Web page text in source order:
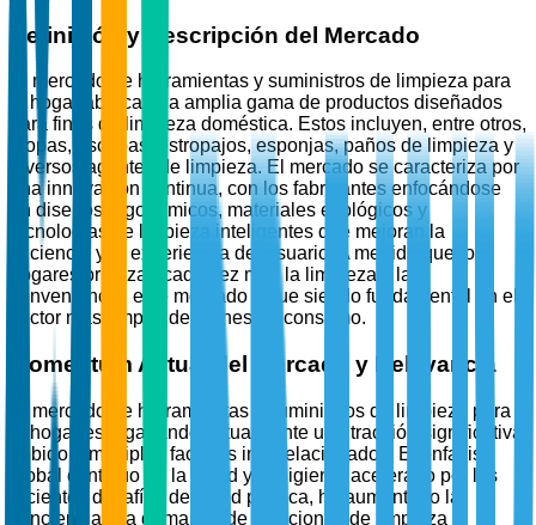
Definición y Descripción del Mercado
El mercado de herramientas y suministros de limpieza para
el hogar abarca una amplia gama de productos diseñados
para fines de limpieza doméstica. Estos incluyen, entre otros,
mopas, escobas, estropajos, esponjas, paños de limpieza y
diversos agentes de limpieza. El mercado se caracteriza por
una innovación continua, con los fabricantes enfocándose
en diseños ergonómicos, materiales ecológicos y
tecnologías de limpieza inteligentes que mejoran la
eficiencia y la experiencia del usuario. A medida que los
hogares priorizan cada vez más la limpieza y la
conveniencia, este mercado sigue siendo fundamental en el
sector más amplio de bienes de consumo.
Momentum Actual del Mercado y Relevancia
El mercado de herramientas y suministros de limpieza para
el hogar está ganando actualmente una tracción significativa
debido a múltiples factores interrelacionados. El énfasis
global continuo en la salud y la higiene, acelerado por los
recientes desafíos de salud pública, ha aumentado la
conciencia y la demanda de soluciones de limpieza